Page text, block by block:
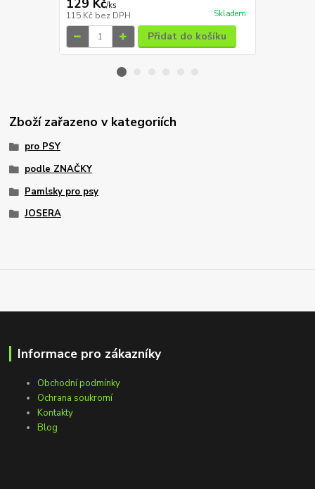
129 Kč/ks
115 Kč bez DPH Skladem
Přidat do košíku
Zboží zařazeno v kategoriích
pro PSY
podle ZNAČKY
Pamlsky pro psy
JOSERA
Informace pro zákazníky
Obchodní podmínky
Ochrana soukromí
Kontakty
Blog